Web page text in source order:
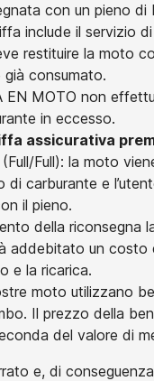
con un pieno di
include il servizio
restituire la moto
già consumato.
EN MOTO non
in eccesso.
assicurativa
(Full/Full): la moto
di carburante e
il pieno.
della riconsegna
addebitato un costo
e la ricarica.
moto utilizzano
Il prezzo della
del valore di
e, di